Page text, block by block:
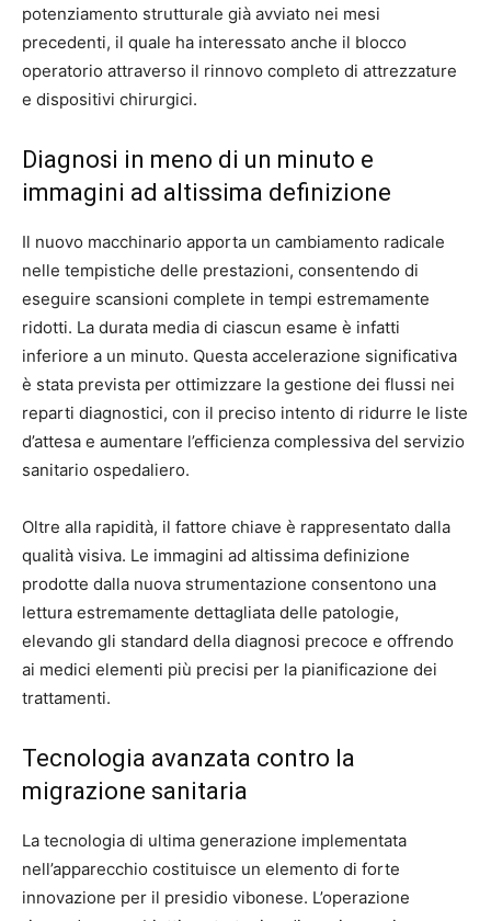
potenziamento strutturale già avviato nei mesi
precedenti, il quale ha interessato anche il blocco
operatorio attraverso il rinnovo completo di attrezzature
e dispositivi chirurgici.
Diagnosi in meno di un minuto e
immagini ad altissima definizione
Il nuovo macchinario apporta un cambiamento radicale
nelle tempistiche delle prestazioni, consentendo di
eseguire scansioni complete in tempi estremamente
ridotti. La durata media di ciascun esame è infatti
inferiore a un minuto. Questa accelerazione significativa
è stata prevista per ottimizzare la gestione dei flussi nei
reparti diagnostici, con il preciso intento di ridurre le liste
d’attesa e aumentare l’efficienza complessiva del servizio
sanitario ospedaliero.
Oltre alla rapidità, il fattore chiave è rappresentato dalla
qualità visiva. Le immagini ad altissima definizione
prodotte dalla nuova strumentazione consentono una
lettura estremamente dettagliata delle patologie,
elevando gli standard della diagnosi precoce e offrendo
ai medici elementi più precisi per la pianificazione dei
trattamenti.
Tecnologia avanzata contro la
migrazione sanitaria
La tecnologia di ultima generazione implementata
nell’apparecchio costituisce un elemento di forte
innovazione per il presidio vibonese. L’operazione